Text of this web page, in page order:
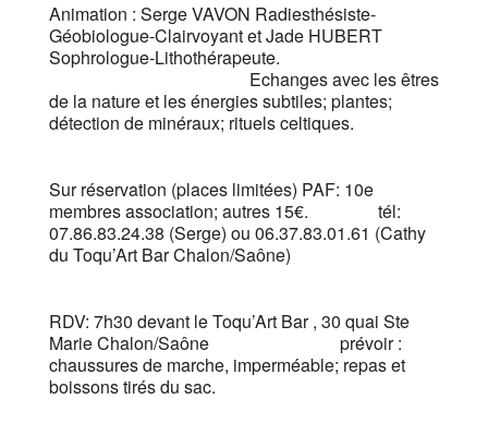
Animation : Serge VAVON Radiesthésiste-
Géobiologue-Clairvoyant et Jade HUBERT
Sophrologue-Lithothérapeute.
Echanges avec les êtres
de la nature et les énergies subtiles; plantes;
détection de minéraux; rituels celtiques.
Sur réservation (places limitées) PAF: 10e
membres association; autres 15€. tél:
07.86.83.24.38 (Serge) ou 06.37.83.01.61 (Cathy
du Toqu’Art Bar Chalon/Saône)
RDV: 7h30 devant le Toqu’Art Bar , 30 quai Ste
Marie Chalon/Saône prévoir :
chaussures de marche, imperméable; repas et
boissons tirés du sac.